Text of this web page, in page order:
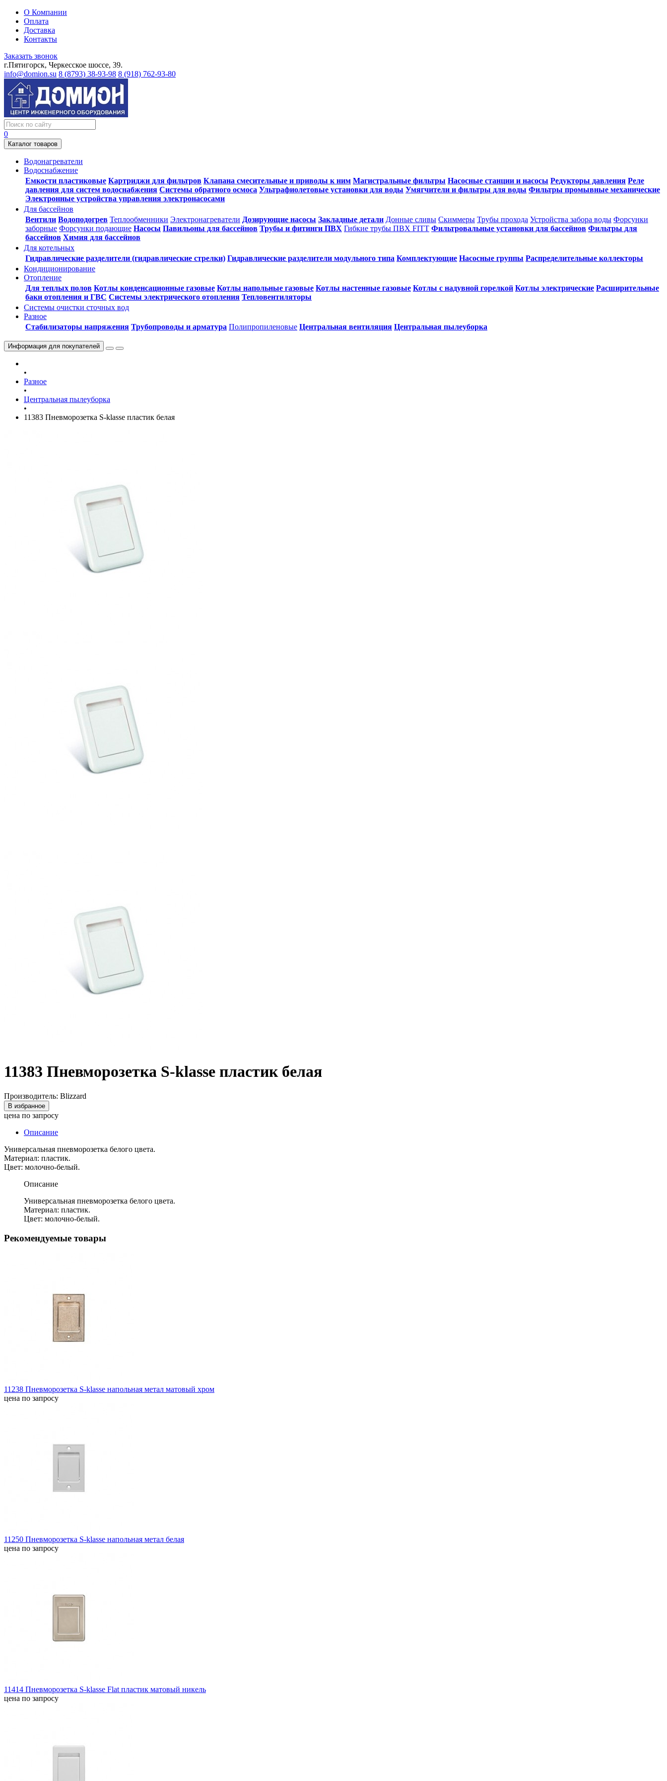
О Компании
Оплата
Доставка
Контакты
Заказать звонок
г.Пятигорск, Черкесское шоссе, 39.
info@domion.su 8 (8793) 38-93-98 8 (918) 762-93-80
0
Каталог товаров
Водонагреватели
Водоснабжение
Емкости пластиковые Картриджи для фильтров Клапана смесительные и приводы к ним Магистральные фильтры Насосные станции и насосы Редукторы давления Реле
давления для систем водоснабжения Системы обратного осмоса Ультрафиолетовые установки для воды Умягчители и фильтры для воды Фильтры промывные механические
Электронные устройства управления электронасосами
Для бассейнов
Вентили Водоподогрев Теплообменники Электронагреватели Дозирующие насосы Закладные детали Донные сливы Скиммеры Трубы прохода Устройства забора воды Форсунки
заборные Форсунки подающие Насосы Павильоны для бассейнов Трубы и фитинги ПВХ Гибкие трубы ПВХ FITT Фильтровальные установки для бассейнов Фильтры для
бассейнов Химия для бассейнов
Для котельных
Гидравлические разделители (гидравлические стрелки) Гидравлические разделители модульного типа Комплектующие Насосные группы Распределительные коллекторы
Кондиционирование
Отопление
Для теплых полов Котлы конденсационные газовые Котлы напольные газовые Котлы настенные газовые Котлы с надувной горелкой Котлы электрические Расширительные
баки отопления и ГВС Системы электрического отопления Тепловентиляторы
Системы очистки сточных вод
Разное
Стабилизаторы напряжения Трубопроводы и арматура Полипропиленовые Центральная вентиляция Центральная пылеуборка
Информация для покупателей
•
Разное
•
Центральная пылеуборка
•
11383 Пневморозетка S-klasse пластик белая
11383 Пневморозетка S-klasse пластик белая
Производитель: Blizzard
В избранное
цена по запросу
Описание
Универсальная пневморозетка белого цвета.
Материал: пластик.
Цвет: молочно-белый.
Описание
Универсальная пневморозетка белого цвета.
Материал: пластик.
Цвет: молочно-белый.
Рекомендуемые товары
11238 Пневморозетка S-klasse напольная метал матовый хром
цена по запросу
11250 Пневморозетка S-klasse напольная метал белая
цена по запросу
11414 Пневморозетка S-klasse Flat пластик матовый никель
цена по запросу